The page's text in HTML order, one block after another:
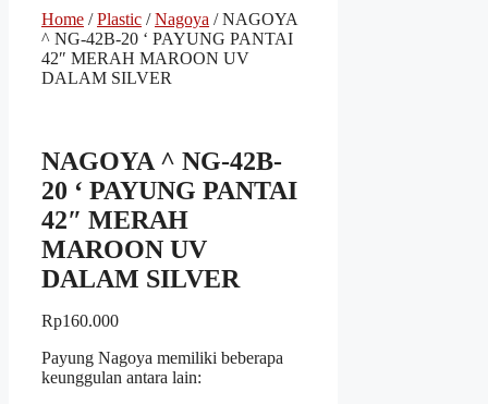
Home /Plastic /Nagoya / NAGOYA
^ NG-42B-20 ‘ PAYUNG PANTAI
42″ MERAH MAROON UV
DALAM SILVER
NAGOYA ^ NG-42B-
20 ‘ PAYUNG PANTAI
42″ MERAH
MAROON UV
DALAM SILVER
Rp160.000
Payung Nagoya memiliki beberapa
keunggulan antara lain: